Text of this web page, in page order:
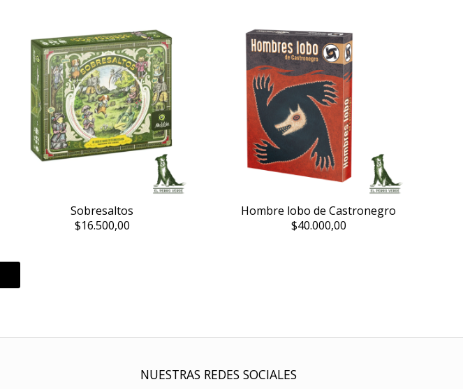
Sobresaltos
$16.500,00
Hombre lobo de Castronegro
$40.000,00
NUESTRAS REDES SOCIALES